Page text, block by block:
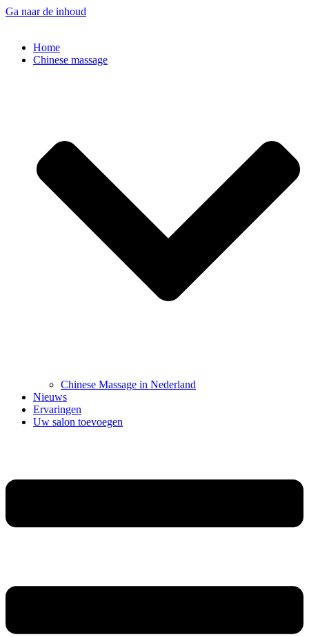
Ga naar de inhoud
Home
Chinese massage
Chinese Massage in Nederland
Nieuws
Ervaringen
Uw salon toevoegen